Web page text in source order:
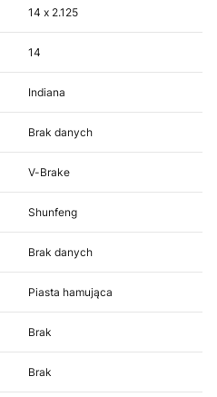
14 x 2.125
14
Indiana
Brak danych
V-Brake
Shunfeng
Brak danych
Piasta hamująca
Brak
Brak